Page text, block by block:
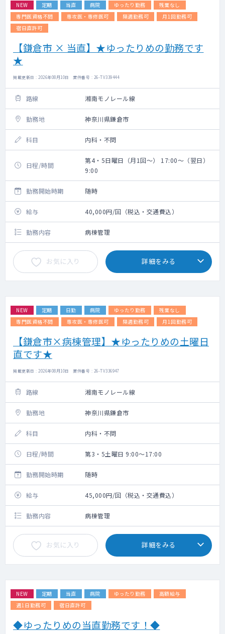
NEW 定期 当直 病院 ゆったり勤務
残業なし
専門医資格不問
専攻医・専修医可 隔週勤務可
月1回勤務可
宿日直許可
【鎌倉市 × 当直】★ゆったりめの勤務です
★
掲載更新日 : 2026年08月10日 案件番号 : 26-TV339444
路線 湘南モノレール線
勤務地 神奈川県鎌倉市
科目 内科・不問
日程/時間
第4・5日曜日（月1回～） 17:00～（翌日）
9:00
勤務開始時期 随時
給与 40,000円/回（税込・交通費込）
勤務内容 病棟管理
お気に入り 詳細をみる
NEW 定期 日勤 病院 ゆったり勤務
残業なし
専門医資格不問
専攻医・専修医可 隔週勤務可 月1回勤務可
【鎌倉市×病棟管理】★ゆったりめの土曜日
直です★
掲載更新日 : 2026年08月10日 案件番号 : 26-TV336947
路線 湘南モノレール線
勤務地 神奈川県鎌倉市
科目 内科・不問
日程/時間 第3・5土曜日 9:00～17:00
勤務開始時期 随時
給与 45,000円/回（税込・交通費込）
勤務内容 病棟管理
お気に入り 詳細をみる
NEW 定期 当直 病院 ゆったり勤務
高額給与
週1日勤務可
宿日直許可
◆ゆったりめの当直勤務です！◆